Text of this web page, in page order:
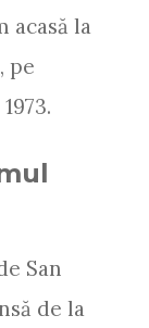
acasă la
pe
San
de la